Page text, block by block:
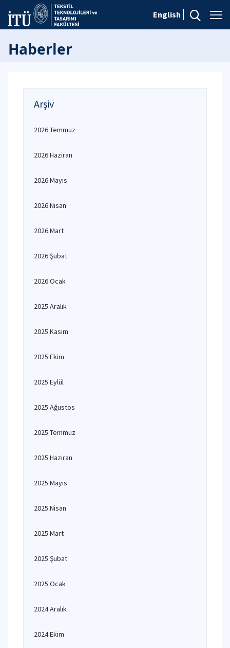
English
Haberler
Arşiv
2026 Temmuz
2026 Haziran
2026 Mayıs
2026 Nisan
2026 Mart
2026 Şubat
2026 Ocak
2025 Aralık
2025 Kasım
2025 Ekim
2025 Eylül
2025 Ağustos
2025 Temmuz
2025 Haziran
2025 Mayıs
2025 Nisan
2025 Mart
2025 Şubat
2025 Ocak
2024 Aralık
2024 Ekim